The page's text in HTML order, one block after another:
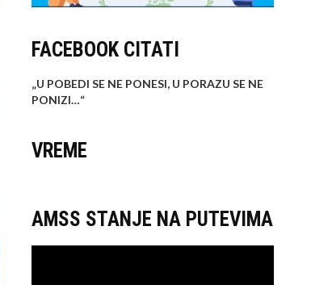
FACEBOOK CITATI
„U POBEDI SE NE PONESI, U PORAZU SE NE
PONIZI…“
VREME
AMSS STANJE NA PUTEVIMA